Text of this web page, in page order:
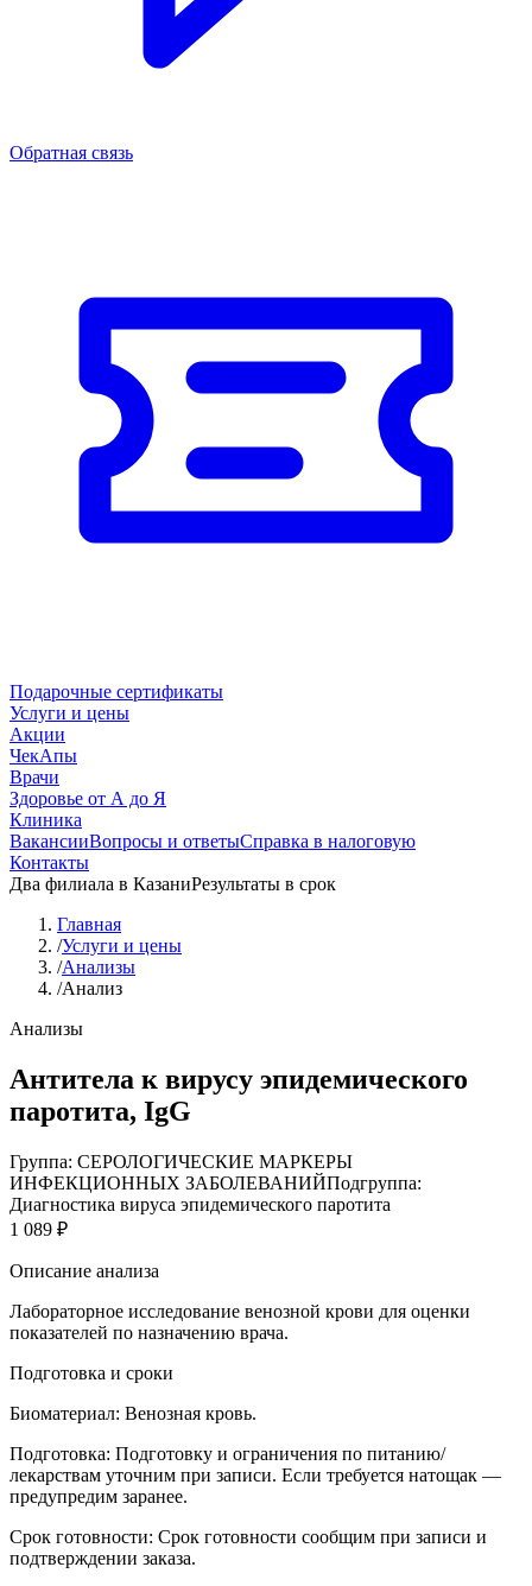
Обратная связь
Подарочные сертификаты
Услуги и цены
Акции
ЧекАпы
Врачи
Здоровье от А до Я
Клиника
ВакансииВопросы и ответыСправка в налоговую
Контакты
Два филиала в КазаниРезультаты в срок
Главная
/Услуги и цены
/Анализы
/Анализ
Анализы
Антитела к вирусу эпидемического
паротита, IgG
Группа: СЕРОЛОГИЧЕСКИЕ МАРКЕРЫ
ИНФЕКЦИОННЫХ ЗАБОЛЕВАНИЙПодгруппа:
Диагностика вируса эпидемического паротита
1 089 ₽
Описание анализа
Лабораторное исследование венозной крови для оценки
показателей по назначению врача.
Подготовка и сроки
Биоматериал: Венозная кровь.
Подготовка: Подготовку и ограничения по питанию/
лекарствам уточним при записи. Если требуется натощак —
предупредим заранее.
Срок готовности: Срок готовности сообщим при записи и
подтверждении заказа.